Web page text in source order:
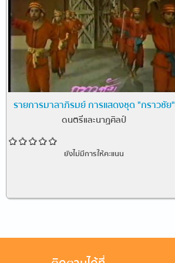
รายการมาลาภิรมย์ การแสดงชุด "กราวชัย"
ดนตรีและนาฏศิลป์
ยังไม่มีการให้คะแนน